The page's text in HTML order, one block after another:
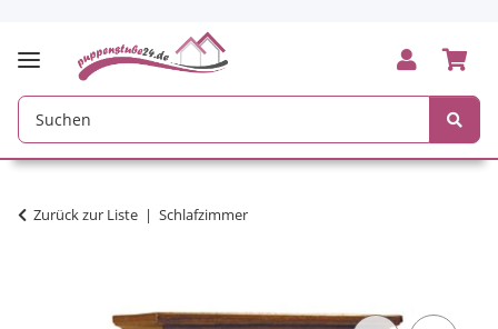
Zurück zur Liste Schlafzimmer